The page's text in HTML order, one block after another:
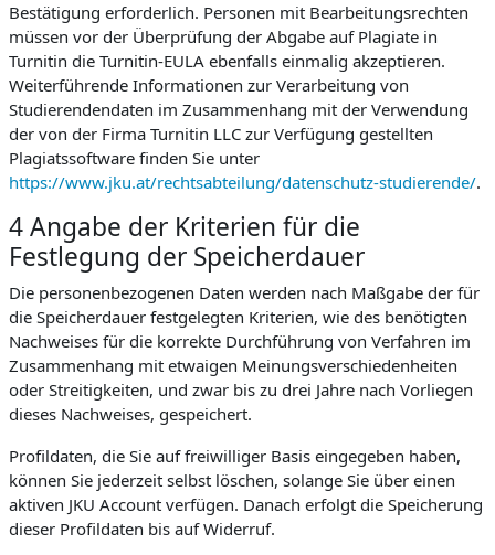
Bestätigung erforderlich. Personen mit Bearbeitungsrechten
müssen vor der Überprüfung der Abgabe auf Plagiate in
Turnitin die Turnitin-EULA ebenfalls einmalig akzeptieren.
Weiterführende Informationen zur Verarbeitung von
Studierendendaten im Zusammenhang mit der Verwendung
der von der Firma Turnitin LLC zur Verfügung gestellten
Plagiatssoftware finden Sie unter
https://www.jku.at/rechtsabteilung/datenschutz-studierende/.
4 Angabe der Kriterien für die
Festlegung der Speicherdauer
Die personenbezogenen Daten werden nach Maßgabe der für
die Speicherdauer festgelegten Kriterien, wie des benötigten
Nachweises für die korrekte Durchführung von Verfahren im
Zusammenhang mit etwaigen Meinungsverschiedenheiten
oder Streitigkeiten, und zwar bis zu drei Jahre nach Vorliegen
dieses Nachweises, gespeichert.
Profildaten, die Sie auf freiwilliger Basis eingegeben haben,
können Sie jederzeit selbst löschen, solange Sie über einen
aktiven JKU Account verfügen. Danach erfolgt die Speicherung
dieser Profildaten bis auf Widerruf.